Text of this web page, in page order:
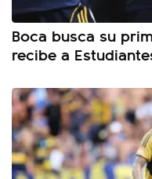
Boca busca su
recibe a